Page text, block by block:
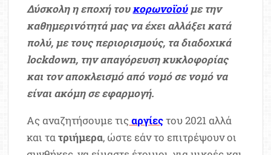
Δύσκολη η εποχή τουκορωνοϊούμε την
καθημερινότητά μας να έχει αλλάξει κατά
πολύ, με τους περιορισμούς, τα διαδοχικά
lockdown, την απαγόρευση κυκλοφορίας
και τον αποκλεισμό από νομό σε νομό να
είναι ακόμη σε εφαρμογή.
Ας αναζητήσουμε τιςαργίεςτου 2021 αλλά
και τατριήμερα, ώστε εάν το επιτρέψουν οι